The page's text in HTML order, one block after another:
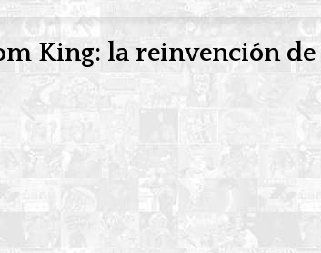
King: la reinvención